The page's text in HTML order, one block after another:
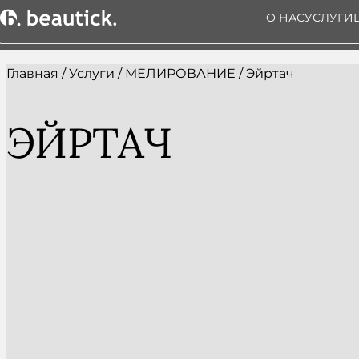
О НАСУСЛУГИ
Главная /Услуги / МЕЛИРОВАНИЕ /Эйртач
ЭЙРТАЧ